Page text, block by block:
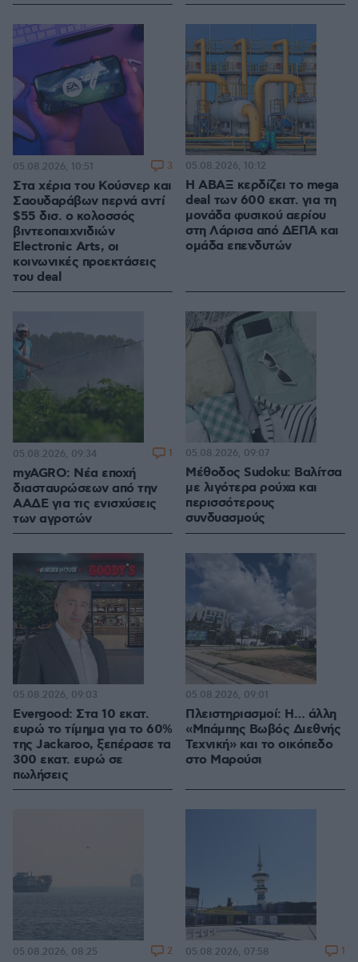
Στα χέρια του Κούσνερ και
Σαουδαράβων περνά αντί
$55 δισ. ο κολοσσός
βιντεοπαιχνιδιών
Electronic Arts, οι
κοινωνικές προεκτάσεις
του deal
05.08.2026, 10:51 3
Η ΑΒΑΞ κερδίζει το mega
deal των 600 εκατ. για τη
μονάδα φυσικού αερίου
στη Λάρισα από ΔΕΠΑ και
ομάδα επενδυτών
05.08.2026, 10:12
myAGRO: Νέα εποχή
διασταυρώσεων από την
ΑΑΔΕ για τις ενισχύσεις
των αγροτών
05.08.2026, 09:34 1
Mέθοδος Sudoku: Βαλίτσα
με λιγότερα ρούχα και
περισσότερους
συνδυασμούς
05.08.2026, 09:07
Evergood: Στα 10 εκατ.
ευρώ το τίμημα για το 60%
της Jackaroo, ξεπέρασε τα
300 εκατ. ευρώ σε
πωλήσεις
05.08.2026, 09:03
Πλειστηριασμοί: Η… άλλη
«Μπάμπης Βωβός Διεθνής
Τεχνική» και το οικόπεδο
στο Μαρούσι
05.08.2026, 09:01
05.08.2026, 08:25 2 05.08.2026, 07:58 1